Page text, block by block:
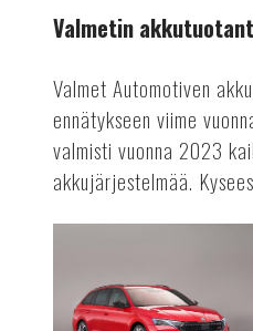
Valmetin
Valmet Automotiven
ennätykseen viime
valmisti vuonna 2023
akkujärjestelmää.
vaikuttaa
rekisteröinteihin